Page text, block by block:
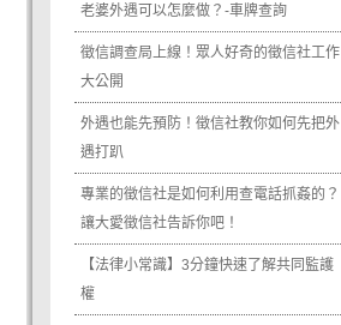
老婆外遇可以怎麼做？-車牌查詢
徵信調查局上線！眾人好奇的徵信社工作
大公開
外遇也能先預防！徵信社教你如何先把外
遇打趴
專業的徵信社是如何利用查電話抓姦的？
讓大愛徵信社告訴你吧！
【法律小常識】3分鐘快速了解共同監護
權